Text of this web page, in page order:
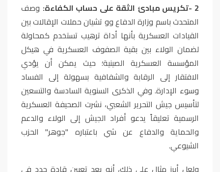
2
-تكريس مبادئ الثقة على حساب الكفاءة: وصف
المتحدث باسم وزارة الدفاع وو تشيان حملات الإقالات بين
القيادات العسكرية بأنها أداة ترهيب تستخدم كمحاولة
لضمان الولاء بين بقية الصفوف العسكرية في هيكل
المؤسسة العسكرية الصينية؛ حيث يمكن أن يؤدي
الافتقار إلى الرقابة والشفافية بسهولة إلى الفساد
وسوء الإدارة. وفي الذكرى السنوية السادسة والتسعين
لتأسيس جيش التحرير الشعبي، نشرت الصحيفة العسكرية
الرسمية تعليقاً يدعو أفراد الجيش إلى الولاء والدعم
والحماية والدفاع عن شي باعتباره "جوهر" الحزب
الشيوعي.